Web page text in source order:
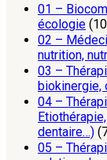
01 –
écologie
02 –
nutrition,
03 –
biokinergie,
04 –
dentaire…)
05 –